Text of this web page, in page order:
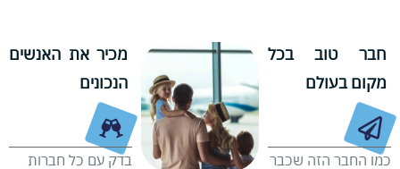
חבר טוב בכל
מקום בעולם
כמו החבר הזה שכבר
מכיר את האנשים
הנכונים
בדק עם כל חברות